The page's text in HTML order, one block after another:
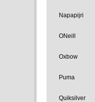
Napapijri
ONeill
Oxbow
Puma
Quiksilver